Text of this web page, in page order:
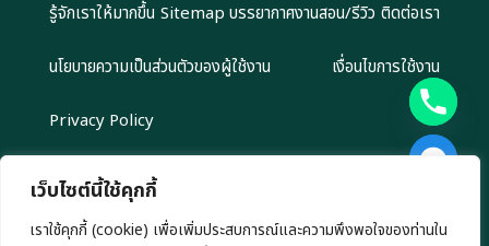
เว็บไซต์นี้ใช้คุกกี้
เราใช้คุกกี้ (cookie) เพื่อเพิ่มประสบการณ์และความพึงพอใจของท่านใน
รู้จักเราให้มากขึ้น Sitemap บรรยากาศงานสอน/รีวิว ติดต่อเรา
นโยบายความเป็นส่วนตัวของผู้ใช้งาน เงื่อนไขการใช้งาน
Privacy Policy
Copyright 2024 EliteGroupAcademy.com © สงวนลิขสิทธิ์ตาม